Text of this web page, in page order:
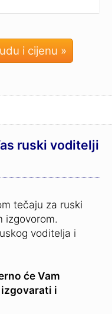
i cijenu »
ruski voditelji
tečaju za ruski
izgovorom.
voditelja i
će Vam
i